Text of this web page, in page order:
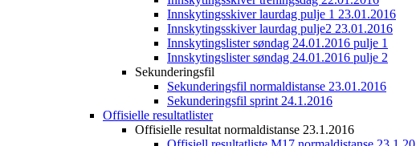
Innskytingsskiver laurdag pulje 1 23.01.2016
Innskytingsskiver laurdag pulje2 23.01.2016
Innskytingslister søndag 24.01.2016 pulje 1
Innskytingslister søndag 24.01.2016 pulje 2
Sekunderingsfil
Sekunderingsfil normaldistanse 23.01.2016
Sekunderingsfil sprint 24.1.2016
Offisielle resultatlister
Offisielle resultat normaldistanse 23.1.2016